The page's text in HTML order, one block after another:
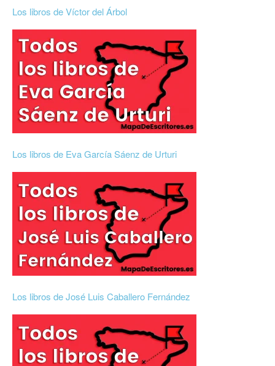
Los libros de Víctor del Árbol
Los libros de Eva García Sáenz de Urturi
Los libros de José Luis Caballero Fernández